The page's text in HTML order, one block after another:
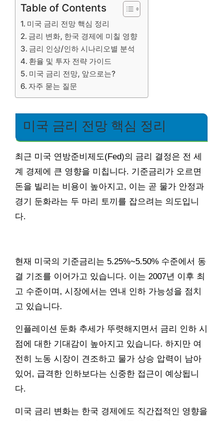
Table of Contents
미국 금리 전망 핵심 정리
금리 변화, 한국 경제에 미칠 영향
금리 인상/인하 시나리오별 분석
환율 및 투자 전략 가이드
미국 금리 전망, 앞으로는?
자주 묻는 질문
미국 금리 전망 핵심 정리
최근 미국 연방준비제도(Fed)의 금리 결정은 전 세
계 경제에 큰 영향을 미칩니다. 기준금리가 오르면
돈을 빌리는 비용이 높아지고, 이는 곧 물가 안정과
경기 둔화라는 두 마리 토끼를 잡으려는 의도입니
다.
현재 미국의 기준금리는 5.25%~5.50% 수준에서 동
결 기조를 이어가고 있습니다. 이는 2007년 이후 최
고 수준이며, 시장에서는 연내 인하 가능성을 점치
고 있습니다.
인플레이션 둔화 추세가 뚜렷해지면서 금리 인하 시
점에 대한 기대감이 높아지고 있습니다. 하지만 여
전히 노동 시장이 견조하고 물가 상승 압력이 남아
있어, 급격한 인하보다는 신중한 접근이 예상됩니
다.
미국 금리 변화는 한국 경제에도 직간접적인 영향을